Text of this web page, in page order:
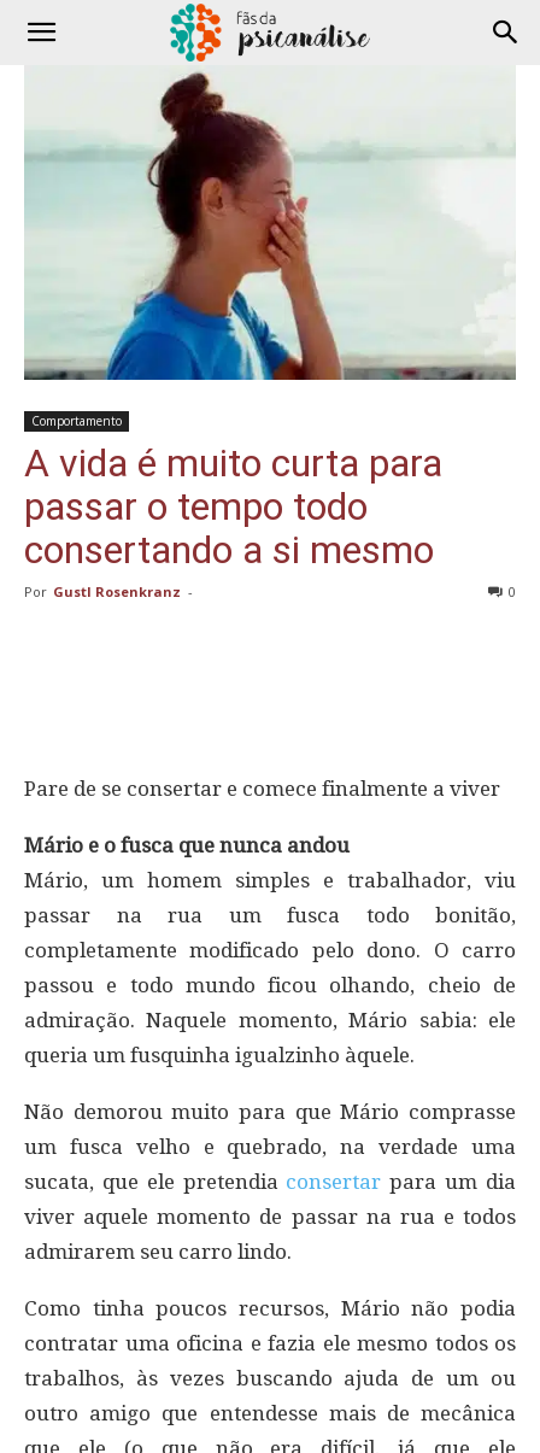
Comportamento
A vida é muito curta para
passar o tempo todo
consertando a si mesmo
Por Gustl Rosenkranz - 0
Pare de se consertar e comece finalmente a viver
Mário e o fusca que nunca andou
Mário, um homem simples e trabalhador, viu
passar na rua um fusca todo bonitão,
completamente modificado pelo dono. O carro
passou e todo mundo ficou olhando, cheio de
admiração. Naquele momento, Mário sabia: ele
queria um fusquinha igualzinho àquele.
Não demorou muito para que Mário comprasse
um fusca velho e quebrado, na verdade uma
sucata, que ele pretendia consertar para um dia
viver aquele momento de passar na rua e todos
admirarem seu carro lindo.
Como tinha poucos recursos, Mário não podia
contratar uma oficina e fazia ele mesmo todos os
trabalhos, às vezes buscando ajuda de um ou
outro amigo que entendesse mais de mecânica
que ele (o que não era difícil, já que ele